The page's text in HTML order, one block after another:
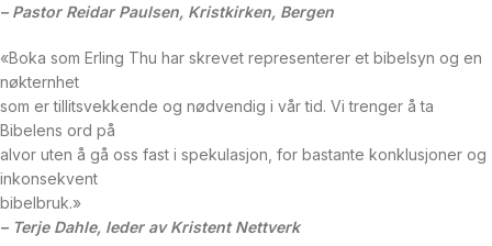
– Pastor Reidar Paulsen, Kristkirken, Bergen
«Boka som Erling Thu har skrevet representerer et bibelsyn og en
nøkternhet
som er tillitsvekkende og nødvendig i vår tid. Vi trenger å ta
Bibelens ord på
alvor uten å gå oss fast i spekulasjon, for bastante konklusjoner og
inkonsekvent
bibelbruk.»
– Terje Dahle, leder av Kristent Nettverk